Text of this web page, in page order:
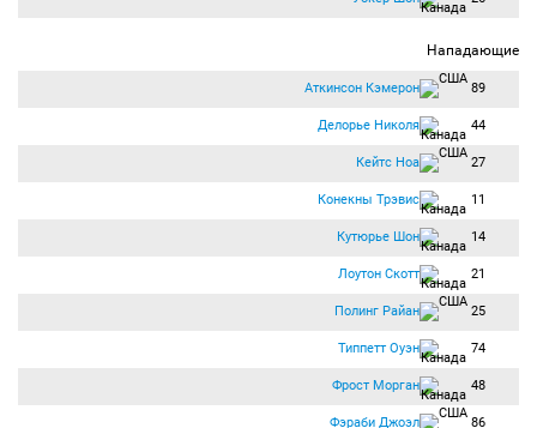
Нападающие
Аткинсон Кэмерон 89
Делорье Николя 44
Кейтс Ноа 27
Конекны Трэвис 11
Кутюрье Шон 14
Лоутон Скотт 21
Полинг Райан 25
Типпетт Оуэн 74
Фрост Морган 48
Фэраби Джоэл 86